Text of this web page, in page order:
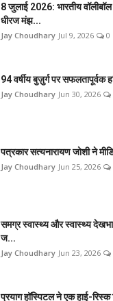
8 जुलाई 2026: भारतीय
धीरज मंझ...
Jay Choudhary Jul 9, 2026 0
94 वर्षीय बुज़ुर्ग पर सफलतापूर्वक
Jay Choudhary Jun 30, 2026
पत्रकार सत्यनारायण जोशी ने
Jay Choudhary Jun 25, 2026
समग्र स्वास्थ्य और स्वास्थ्य
ज...
Jay Choudhary Jun 23, 2026
प्रयाग हॉस्पिटल ने एक हाई-रिस्क